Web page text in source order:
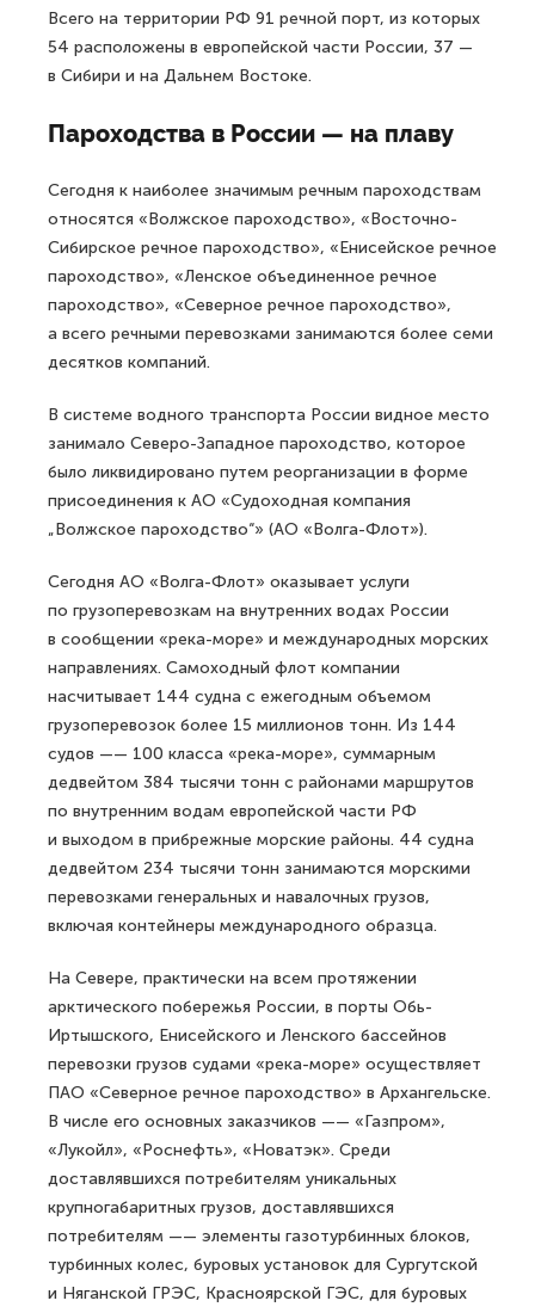
Всего на территории РФ 91 речной порт, из которых
54 расположены в европейской части России, 37 —
в Сибири и на Дальнем Востоке.
Пароходства в России — на плаву
Сегодня к наиболее значимым речным пароходствам
относятся «Волжское пароходство», «Восточно-
Сибирское речное пароходство», «Енисейское речное
пароходство», «Ленское объединенное речное
пароходство», «Северное речное пароходство»,
а всего речными перевозками занимаются более семи
десятков компаний.
В системе водного транспорта России видное место
занимало Северо-Западное пароходство, которое
было ликвидировано путем реорганизации в форме
присоединения к АО «Судоходная компания
„Волжское пароходство“» (АО «Волга-Флот»).
Сегодня АО «Волга-Флот» оказывает услуги
по грузоперевозкам на внутренних водах России
в сообщении «река-море» и международных морских
направлениях. Самоходный флот компании
насчитывает 144 судна с ежегодным объемом
грузоперевозок более 15 миллионов тонн. Из 144
судов —— 100 класса «река-море», суммарным
дедвейтом 384 тысячи тонн с районами маршрутов
по внутренним водам европейской части РФ
и выходом в прибрежные морские районы. 44 судна
дедвейтом 234 тысячи тонн занимаются морскими
перевозками генеральных и навалочных грузов,
включая контейнеры международного образца.
На Севере, практически на всем протяжении
арктического побережья России, в порты Обь-
Иртышского, Енисейского и Ленского бассейнов
перевозки грузов судами «река-море» осуществляет
ПАО «Северное речное пароходство» в Архангельске.
В числе его основных заказчиков —— «Газпром»,
«Лукойл», «Роснефть», «Новатэк». Среди
доставлявшихся потребителям уникальных
крупногабаритных грузов, доставлявшихся
потребителям —— элементы газотурбинных блоков,
турбинных колес, буровых установок для Сургутской
и Няганской ГРЭС, Красноярской ГЭС, для буровых